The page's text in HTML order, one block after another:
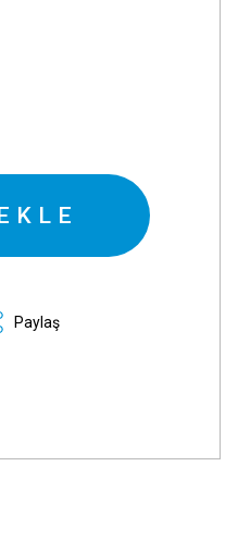
Paylaş